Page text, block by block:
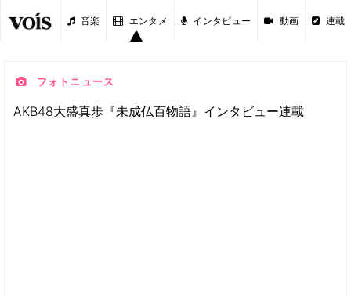
音楽 エンタメ インタビュー 動画 連載
フォトニュース
AKB48大盛真歩『未成仏百物語』インタビュー連載